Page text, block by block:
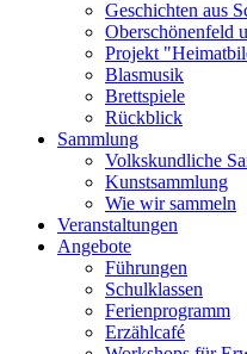
Geschichten aus
Oberschönenfeld
Projekt
Blasmusik
Brettspiele
Rückblick
Sammlung
Volkskundliche
Kunstsammlung
Wie wir sammeln
Veranstaltungen
Angebote
Führungen
Schulklassen
Ferienprogramm
Erzählcafé